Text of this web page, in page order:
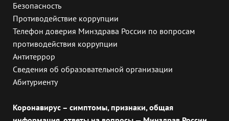
Безопасность
Противодействие коррупции
Телефон доверия Минздрава России по вопросам
противодействия коррупции
Антитеррор
Сведения об образовательной организации
Абитуриенту
Коронавирус – симптомы, признаки, общая